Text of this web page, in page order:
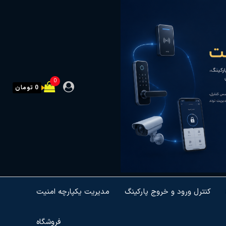
0
0 تومان
مدیریت یکپارچه امنیت کنترل ورود و خروج پارکینگ
فروشگاه